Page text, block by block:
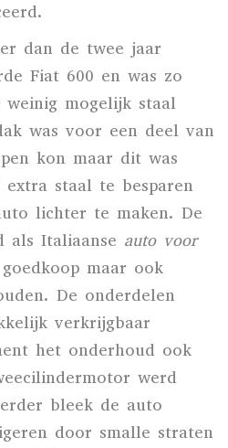
dan de twee jaar
Fiat 600 en was zo
mogelijk staal
was voor een deel van
kon maar dit was
staal te besparen
lichter te maken. De
als Italiaanse auto voor
maar ook
De onderdelen
verkrijgbaar
het onderhoud ook
werd
bleek de auto
door smalle straten